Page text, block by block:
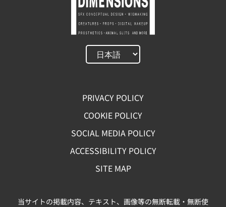
PRIVACY POLICY
COOKIE POLICY
SOCIAL MEDIA POLICY
ACCESSIBILITY POLICY
SITE MAP
当サイトの掲載内容、テキスト、画像等の無断転載・無断使